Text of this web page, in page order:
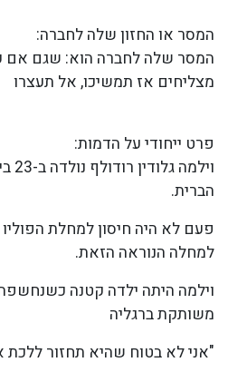
המסר או החזון שלה לחברה:
המסר שלה לחברה הוא: שגם אם
מצליחים אז תמשיכו, אל תעצרו
פרט ייחודי על הדמות:
הברית.
פעם לא היה חיסון למחלת הפוליו
למחלה הנוראה הזאת.
וילמה היתה ילדה קטנה כשנחשפה
משותקת ברגליה
"אני לא בטוח שהיא תחזור